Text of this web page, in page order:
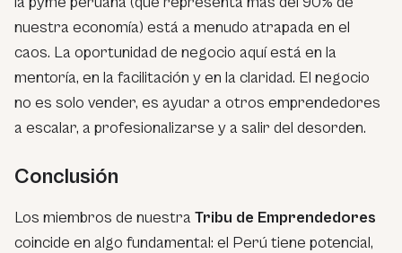
nuestra economía) está a menudo atrapada en el
caos. La oportunidad de negocio aquí está en la
mentoría, en la facilitación y en la claridad. El negocio
no es solo vender, es ayudar a otros emprendedores
a escalar, a profesionalizarse y a salir del desorden.
Conclusión
Los miembros de nuestra Tribu de Emprendedores
coincide en algo fundamental: el Perú tiene potencial,